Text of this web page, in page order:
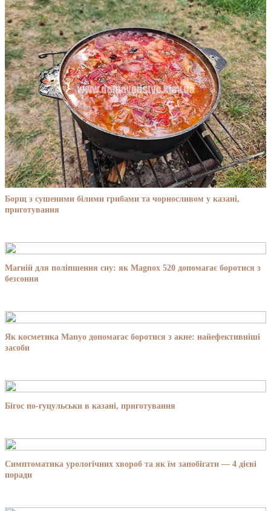
Борщ з сушеними білими грибами та чорносливом у казані,
приготування
Магній для поліпшення сну: як Magnox 520 допомагає боротися з
безсоння
Як косметика Manyo допомагає боротися з акне: найефективніші
засоби
Бігос по-гуцульськи в казані, приготування
Симптоматика урологічних хвороб та як їм запобігати — 4 дієві
поради